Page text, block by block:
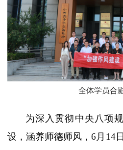
全体学员合
为深入贯彻中央八项
设，涵养师德师风，6月14